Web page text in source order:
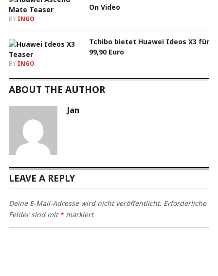
On Video
BY INGO
Tchibo bietet Huawei Ideos X3 für
99,90 Euro
BY INGO
ABOUT THE AUTHOR
Jan
LEAVE A REPLY
Deine E-Mail-Adresse wird nicht veröffentlicht. Erforderliche
Felder sind mit *markiert